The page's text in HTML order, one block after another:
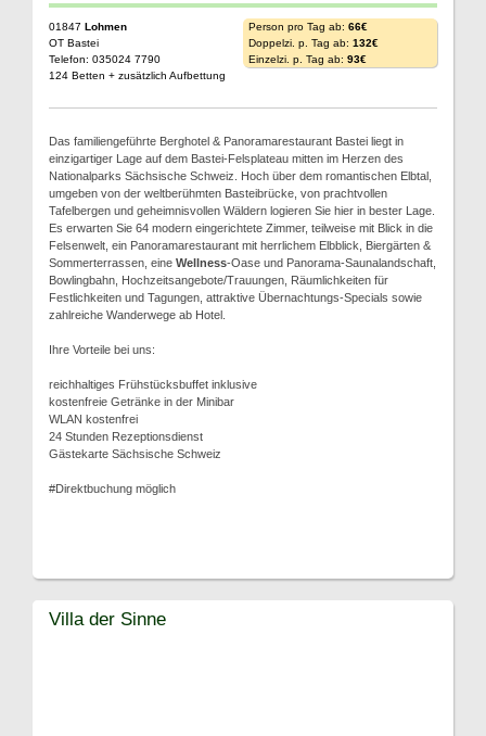
01847 Lohmen
OT Bastei
Telefon: 035024 7790
124 Betten + zusätzlich Aufbettung
Person pro Tag ab: 66€
Doppelzi. p. Tag ab: 132€
Einzelzi. p. Tag ab: 93€
Das familiengeführte Berghotel & Panoramarestaurant Bastei liegt in
einzigartiger Lage auf dem Bastei-Felsplateau mitten im Herzen des
Nationalparks Sächsische Schweiz. Hoch über dem romantischen Elbtal,
umgeben von der weltberühmten Basteibrücke, von prachtvollen
Tafelbergen und geheimnisvollen Wäldern logieren Sie hier in bester Lage.
Es erwarten Sie 64 modern eingerichtete Zimmer, teilweise mit Blick in die
Felsenwelt, ein Panoramarestaurant mit herrlichem Elbblick, Biergärten &
Sommerterrassen, eine Wellness-Oase und Panorama-Saunalandschaft,
Bowlingbahn, Hochzeitsangebote/Trauungen, Räumlichkeiten für
Festlichkeiten und Tagungen, attraktive Übernachtungs-Specials sowie
zahlreiche Wanderwege ab Hotel.
Ihre Vorteile bei uns:
reichhaltiges Frühstücksbuffet inklusive
kostenfreie Getränke in der Minibar
WLAN kostenfrei
24 Stunden Rezeptionsdienst
Gästekarte Sächsische Schweiz
#Direktbuchung möglich
Villa der Sinne